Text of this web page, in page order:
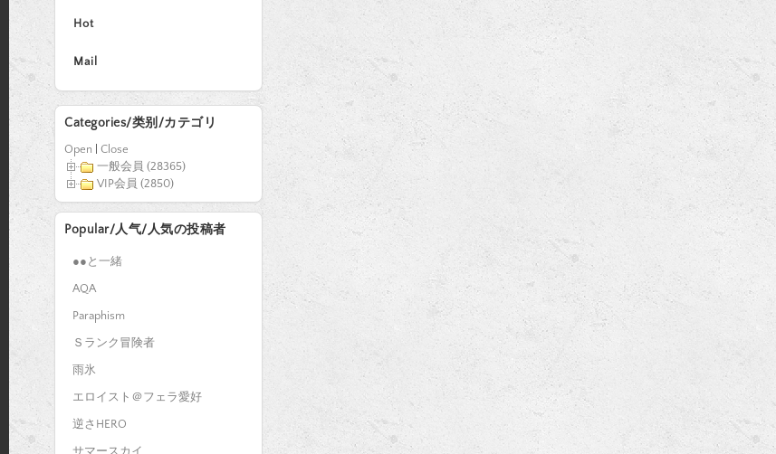
Hot
Mail
Categories/类别/カテゴリ
Open
Close
一般会員 (28365)
VIP会員 (2850)
Popular/人气/人気の投稿者
●●と一緒
AQA
Paraphism
Ｓランク冒険者
雨氷
エロイスト＠フェラ愛好
逆さHERO
サマースカイ